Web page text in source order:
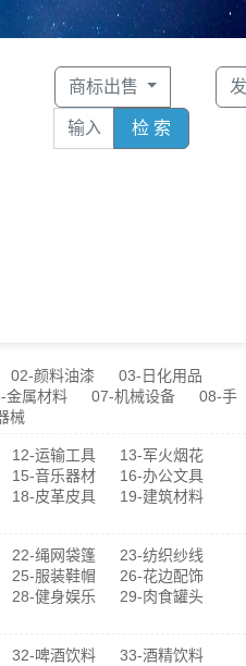
商标出售
检 索
02-颜料油漆
03-日化用品
金属材料 07-机械设备
08-手
械
12-运输工具
13-军火烟花
15-音乐器材
16-办公文具
18-皮革皮具
19-建筑材料
22-绳网袋篷
23-纺织纱线
25-服装鞋帽
26-花边配饰
28-健身娱乐
29-肉食罐头
32-啤酒饮料
33-酒精饮料